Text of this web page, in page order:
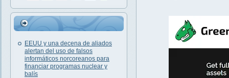
EEUU y una decena de aliados
alertan del uso de falsos
informáticos norcoreanos para
financiar programas nuclear y
balís